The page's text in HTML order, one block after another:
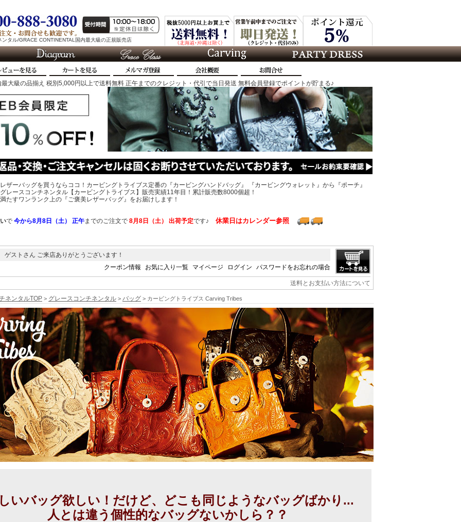
ンタル/GRACE CONTINENTAL国内最大級の正規販売店
大級の品揃え 税別5,000円以上で送料無料 正午までのクレジット・代引で当日発送 無料会員登録でポイントが貯まる♪
ザーバッグを買うならココ！カービングトライブス定番の『カービングハンドバッグ』 『カービングウォレット』から『ポーチ』
レースコンチネンタル【カービングトライブス】販売実績11年目！累計販売数8000個超！
たすワンランク上の『ご褒美レザーバッグ』をお届けします！
で今から8月8日（土） 正午までのご注文で8月8日（土） 出荷予定です♪ 休業日はカレンダー参照
ストさん ご来店ありがとうございます！
クーポン情報
お気に入り一覧 マイページ ログイン パスワードをお忘れの場合
送料とお支払い方法について
ネンタルTOP > グレースコンチネンタル > バッグ > カービングトライブス Carving Tribes
いバッグ欲しい！だけど、どこも同じようなバッグばかり...
人とは違う個性的なバッグないかしら？？